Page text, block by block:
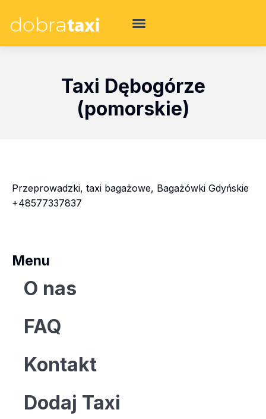
Taxi Dębogórze
(pomorskie)
Przeprowadzki, taxi bagażowe, Bagażówki Gdyńskie
+48577337837
Menu
O nas
FAQ
Kontakt
Dodaj Taxi